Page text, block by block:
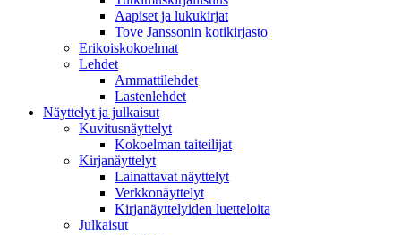
Aapiset ja lukukirjat
Tove Janssonin kotikirjasto
Erikoiskokoelmat
Lehdet
Ammattilehdet
Lastenlehdet
Näyttelyt ja julkaisut
Kuvitusnäyttelyt
Kokoelman taiteilijat
Kirjanäyttelyt
Lainattavat näyttelyt
Verkkonäyttelyt
Kirjanäyttelyiden luetteloita
Julkaisut